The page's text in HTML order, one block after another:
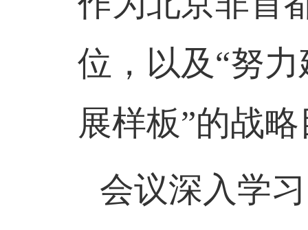
位，以及“努
展样板”的战
会议深入学